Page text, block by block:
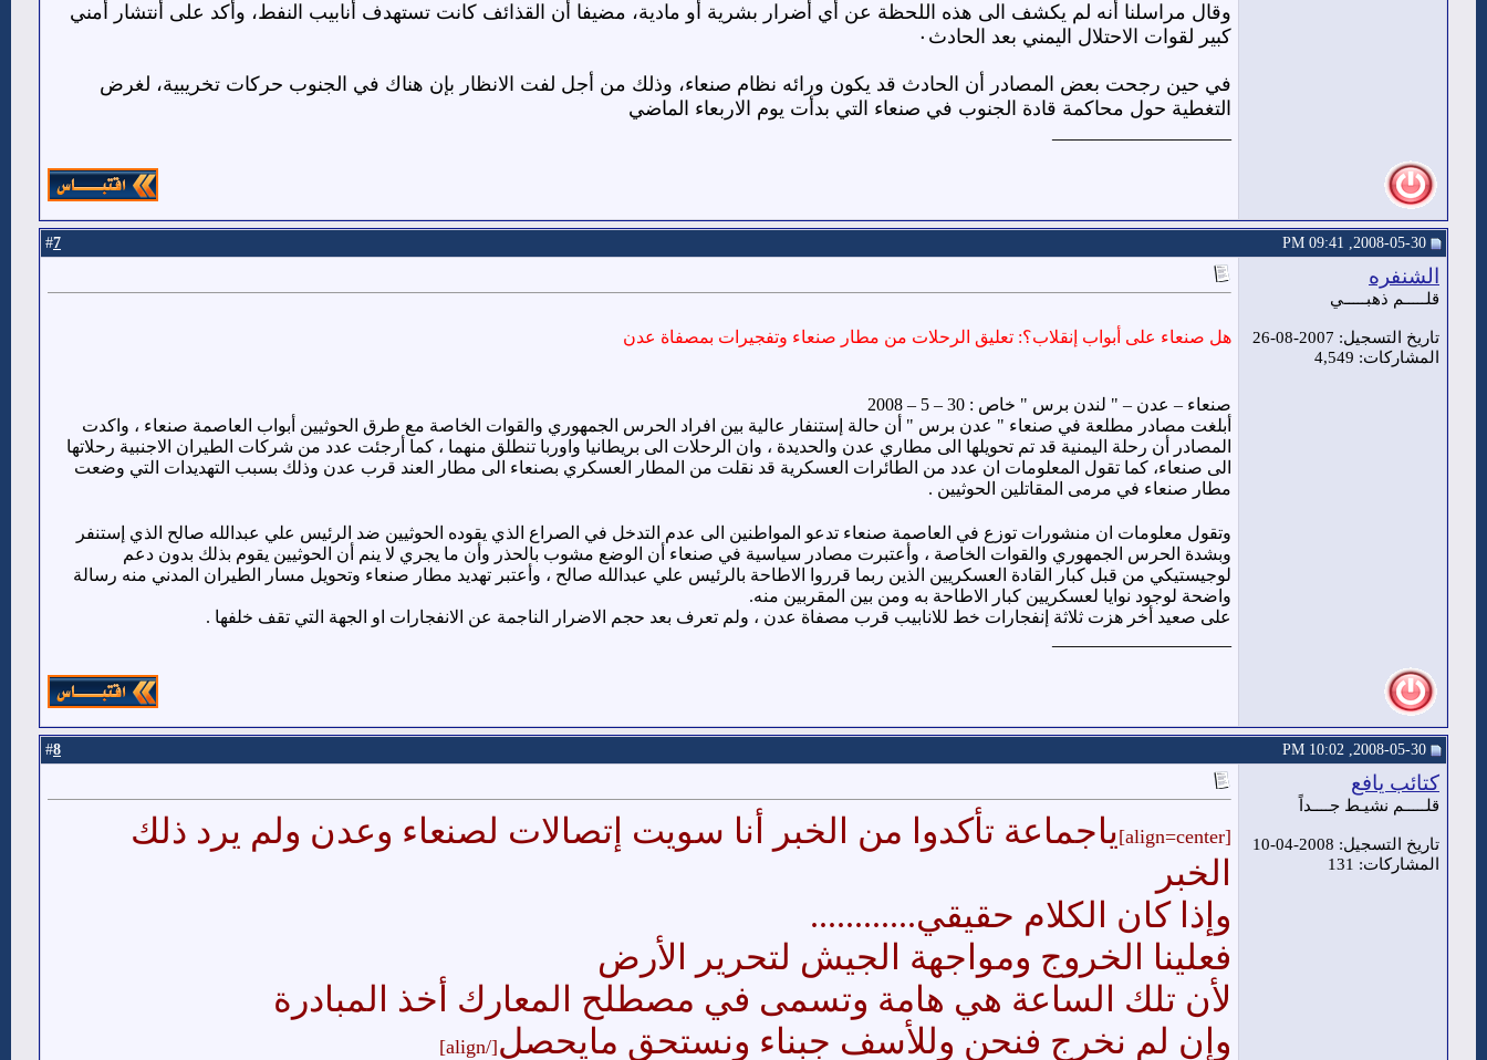
وقال مراسلنا أنه لم يكشف الى هذه اللحظة عن أي أضرار بشرية أو مادية، مضيفا أن القذائف كانت تستهدف أنابيب النفط، وأكد على أنتشار أمني
كبير لقوات الاحتلال اليمني بعد الحادث٠
في حين رجحت بعض المصادر أن الحادث قد يكون ورائه نظام صنعاء، وذلك من أجل لفت الانظار بإن هناك في الجنوب حركات تخريبية، لغرض
التغطية حول محاكمة قادة الجنوب في صنعاء التي بدأت يوم الاربعاء الماضي
7
الشنفره
قلـــــم ذهبـــــي
تاريخ التسجيل: 2007-08-26
المشاركات: 4,549
هل صنعاء على أبواب إنقلاب؟: تعليق الرحلات من مطار صنعاء وتفجيرات بمصفاة عدن
صنعاء – عدن – " لندن برس " خاص : 30
– 5 – 2008
أبلغت مصادر مطلعة في صنعاء " عدن برس " أن حالة إستنفار عالية بين افراد الحرس الجمهوري والقوات الخاصة مع طرق الحوثيين أبواب العاصمة صنعاء ، واكدت
المصادر أن رحلة اليمنية قد تم تحويلها الى مطاري عدن والحديدة ، وان الرحلات الى بريطانيا واوربا تنطلق منهما ، كما أرجئت عدد من شركات الطيران الاجنبية رحلاتها
الى صنعاء، كما تقول المعلومات ان عدد من الطائرات العسكرية قد نقلت من المطار العسكري بصنعاء الى مطار العند قرب عدن وذلك بسبب التهديدات التي وضعت
مطار صنعاء في مرمى المقاتلين الحوثيين .
وتقول معلومات ان منشورات توزع في العاصمة صنعاء تدعو المواطنين الى عدم التدخل في الصراع الذي يقوده الحوثيين ضد الرئيس علي عبدالله صالح الذي إستنفر
وبشدة الحرس الجمهوري والقوات الخاصة ، وأعتبرت مصادر سياسية في صنعاء أن الوضع مشوب بالحذر وأن ما يجري لا ينم أن الحوثيين يقوم بذلك بدون دعم
لوجيستيكي من قبل كبار القادة العسكريين الذين ربما قرروا الاطاحة بالرئيس علي عبدالله صالح ، وأعتبر تهديد مطار صنعاء وتحويل مسار الطيران المدني منه رسالة
واضحة لوجود نوايا لعسكريين كبار الاطاحة به ومن بين المقربين منه.
على صعيد أخر هزت ثلاثة إنفجارات خط للانابيب قرب مصفاة عدن ، ولم تعرف بعد حجم الاضرار الناجمة عن الانفجارات او الجهة التي تقف خلفها .
8
كتائب يافع
قلـــــم نشيـط جــــداً
تاريخ التسجيل: 2008-04-10
المشاركات: 131
[align=center]
ياجماعة تأكدوا من الخبر أنا سويت إتصالات لصنعاء وعدن ولم يرد ذلك
الخبر
وإذا كان الكلام حقيقي............
فعلينا الخروج ومواجهة الجيش لتحرير الأرض
لأن تلك الساعة هي هامة وتسمى في مصطلح المعارك أخذ المبادرة
وإن لم نخرج فنحن وللأسف جبناء ونستحق مايحصل[/align]